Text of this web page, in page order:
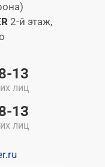
2-й этаж,
13
лиц
13
лиц